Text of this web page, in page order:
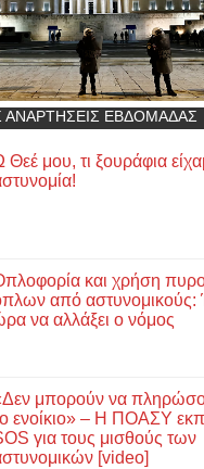
ΑΝΑΡΤΗΣΕΙΣ ΕΒΔΟΜΑΔΑΣ
Θεέ μου, τι ξουράφια
και χρήση
από αστυνομικούς:
να αλλάξει ο νόμος
μπορούν να
ενοίκιο» – Η ΠΟΑΣΥ
για τους μισθούς των
[video]